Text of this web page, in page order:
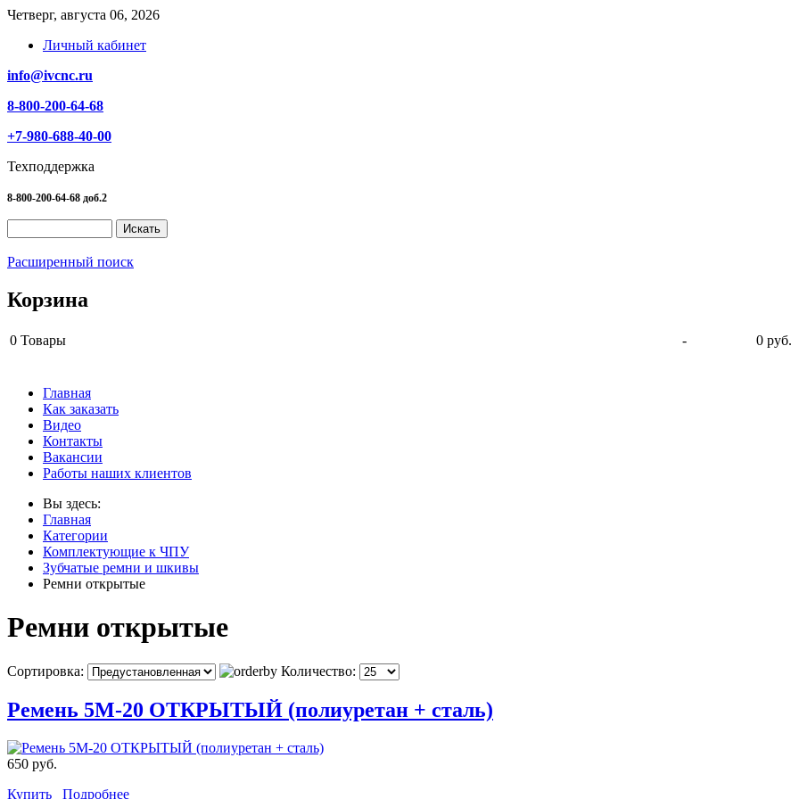
Четверг, августа 06, 2026
Личный кабинет
info@ivcnc.ru
8-800-200-64-68
+7-980-688-40-00
Техподдержка
8-800-200-64-68 доб.2
Расширенный поиск
Корзина
0 Товары -
0 руб.
Главная
Как заказать
Видео
Контакты
Вакансии
Работы наших клиентов
Вы здесь:
Главная
Категории
Комплектующие к ЧПУ
Зубчатые ремни и шкивы
Ремни открытые
Ремни открытые
Сортировка: Количество:
Ремень 5M-20 ОТКРЫТЫЙ (полиуретан + сталь)
650 руб.
Купить
Подробнее